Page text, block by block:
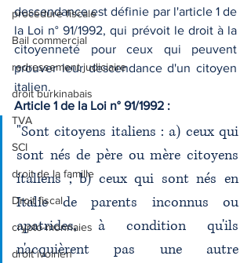
procédure fiscale
Bail commercial
redressement judiciaire
droit burkinabais
TVA
SCI
droit de la famille
Droit fiscal
crypto-monnaies
droit ivoirien
descendance est définie par l'article 1 de
la Loi n° 91/1992, qui prévoit le droit à la
citoyenneté pour ceux qui peuvent
prouver leur descendance d'un citoyen
italien.
Article 1 de la Loi n° 91/1992 :
"Sont citoyens italiens : a) ceux qui
sont nés de père ou mère citoyens
italiens ; b) ceux qui sont nés en
Italie de parents inconnus ou
apatrides, à condition qu'ils
n'acquièrent pas une autre